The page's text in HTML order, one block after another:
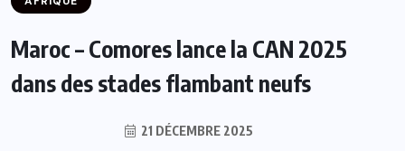
Maroc – Comores lance la CAN 2025
dans des stades flambant neufs
21 DÉCEMBRE 2025